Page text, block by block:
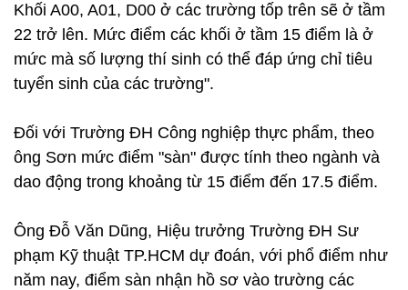
Khối A00, A01, D00 ở các trường tốp trên sẽ ở tầm
22 trở lên. Mức điểm các khối ở tầm 15 điểm là ở
mức mà số lượng thí sinh có thể đáp ứng chỉ tiêu
tuyển sinh của các trường".
Đối với Trường ĐH Công nghiệp thực phẩm, theo
ông Sơn mức điểm "sàn" được tính theo ngành và
dao động trong khoảng từ 15 điểm đến 17.5 điểm.
Ông Đỗ Văn Dũng, Hiệu trưởng Trường ĐH Sư
phạm Kỹ thuật TP.HCM dự đoán, với phổ điểm như
năm nay, điểm sàn nhận hồ sơ vào trường các